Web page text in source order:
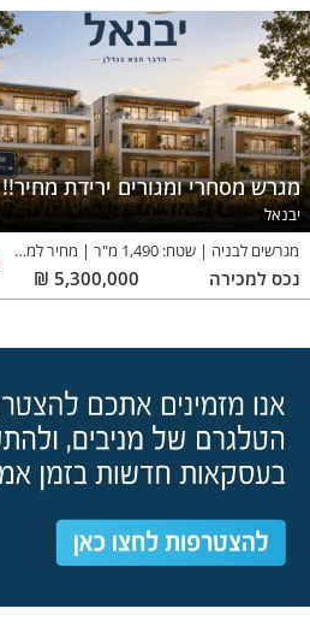
מגרש מסחרי ומגורים ירידת מחיר!!
יבנאל
מגרשים לבניה
שטח: 1,490 מ"ר מחיר למ"ר:
נכס למכירה 5,300,000
₪